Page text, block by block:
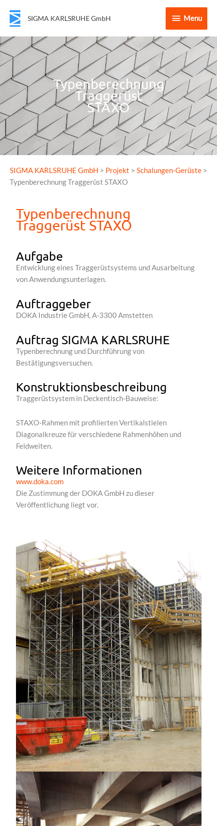
SIGMA KARLSRUHE GmbH Menu
Menu
Typenberechnung
Traggerüst
STAXO
SIGMA KARLSRUHE GmbH > Projekt > Schalungen-Gerüste >
Typenberechnung Traggerüst STAXO
Typenberechnung
Traggerüst STAXO
Aufgabe
Entwicklung eines Traggerüstsystems und Ausarbeitung
von Anwendungsunterlagen.
Auftraggeber
DOKA Industrie GmbH, A-3300 Amstetten
Auftrag SIGMA KARLSRUHE
Typenberechnung und Durchführung von
Bestätigungsversuchen.
Konstruktionsbeschreibung
Traggerüstsystem in Deckentisch-Bauweise:
STAXO-Rahmen mit profilierten Vertikalstielen
Diagonalkreuze für verschiedene Rahmenhöhen und
Feldweiten.
Weitere Informationen
www.doka.com
Die Zustimmung der DOKA GmbH zu dieser
Veröffentlichung liegt vor.